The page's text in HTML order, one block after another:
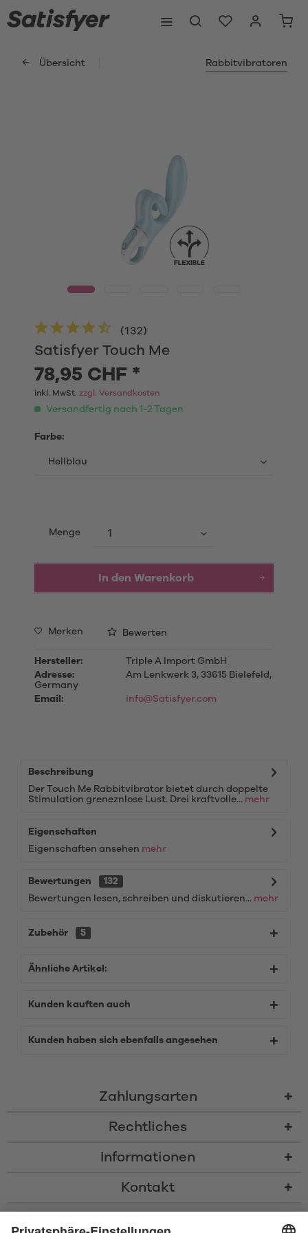
Übersicht Rabbitvibratoren
Satisfyer Touch Me
(132)
78,95 CHF *
inkl. MwSt. zzgl. Versandkosten
Versandfertig nach 1-2 Tagen
Farbe:
Menge
In den Warenkorb
Merken Bewerten
Hersteller:
Triple A Import GmbH
Adresse:
Am Lenkwerk 3, 33615 Bielefeld,
Germany
Email:
info@Satisfyer.com
Beschreibung
Der Touch Me Rabbitvibrator bietet durch doppelte
Stimulation greneznlose Lust. Drei kraftvolle... mehr
Eigenschaften
Eigenschaften ansehen mehr
Bewertungen
132
Bewertungen lesen, schreiben und diskutieren... mehr
Zubehör 5
Ähnliche Artikel:
Kunden kauften auch
Kunden haben sich ebenfalls angesehen
Zahlungsarten
Rechtliches
Informationen
Kontakt